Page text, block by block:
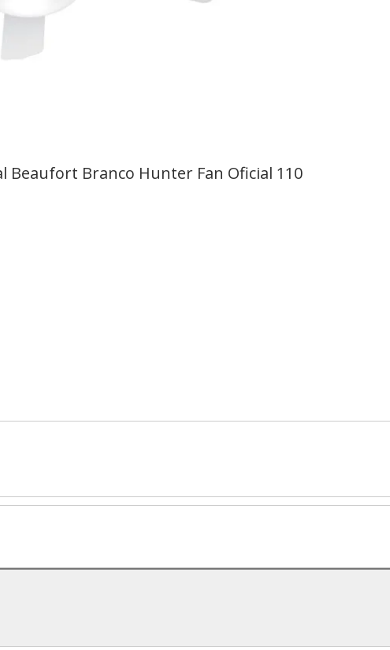
Beaufort Branco Hunter Fan Oficial 110